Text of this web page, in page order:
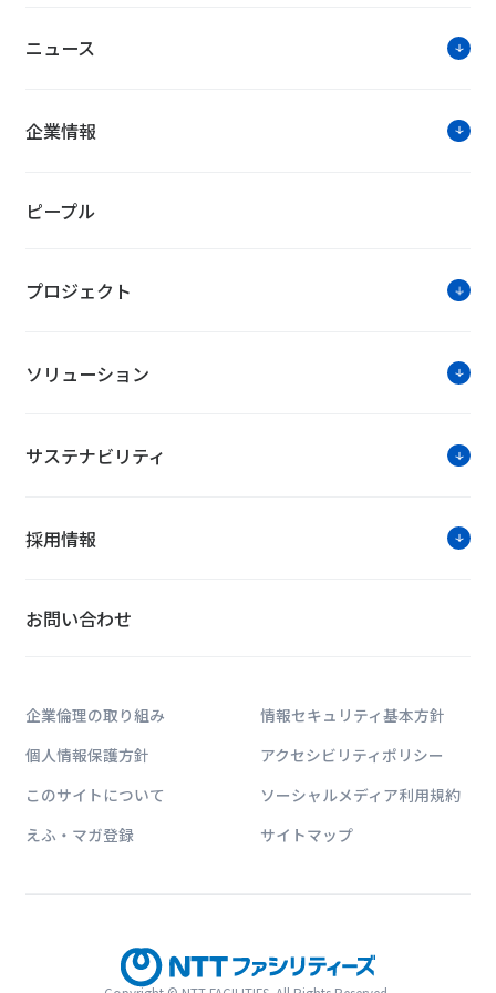
ニュース
企業情報
ピープル
プロジェクト
ソリューション
サステナビリティ
採用情報
お問い合わせ
企業倫理の取り組み
情報セキュリティ基本方針
個人情報保護方針
アクセシビリティポリシー
このサイトについて
ソーシャルメディア利用規約
えふ・マガ登録
サイトマップ